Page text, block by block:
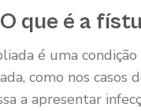
O que é a
é uma
como nos casos
a apresentar